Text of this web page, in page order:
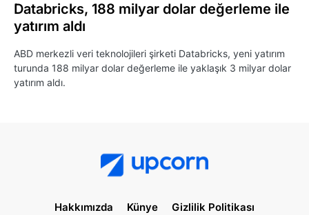
Databricks, 188 milyar dolar değerleme ile
yatırım aldı
ABD merkezli veri teknolojileri şirketi Databricks, yeni yatırım
turunda 188 milyar dolar değerleme ile yaklaşık 3 milyar dolar
yatırım aldı.
Hakkımızda Künye Gizlilik Politikası